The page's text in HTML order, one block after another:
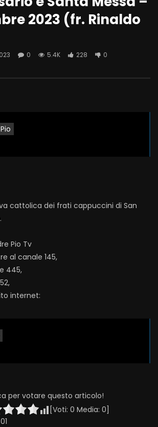
2023 (fr. Rinaldo
0 5.4K 228 0
cattolica dei frati cappuccini di San
Pio Tv
al canale 145,
445,
internet:
per votare questo articolo!
[Voti: 0 Media: 0]